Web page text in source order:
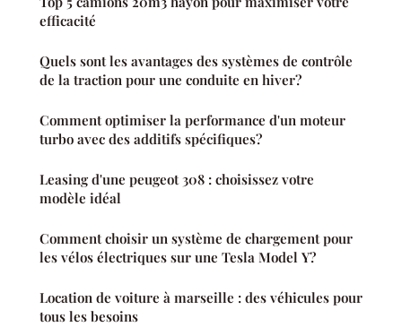
efficacité
Quels sont les avantages des systèmes de contrôle
de la traction pour une conduite en hiver?
Comment optimiser la performance d'un moteur
turbo avec des additifs spécifiques?
Leasing d'une peugeot 308 : choisissez votre
modèle idéal
Comment choisir un système de chargement pour
les vélos électriques sur une Tesla Model Y?
Location de voiture à marseille : des véhicules pour
tous les besoins